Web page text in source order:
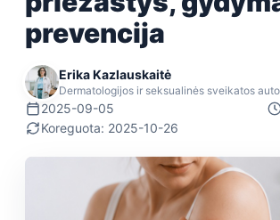
prevencija
Erika Kazlauskaitė
Dermatologijos ir seksualinės sveikatos
2025-09-05
Koreguota: 2025-10-26